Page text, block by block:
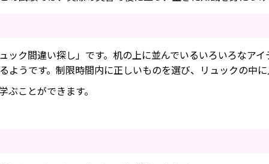
ク間違い探し」です。机の上に並んでいるいろいろなア
うです。制限時間内に正しいものを選び、リュックの中
ことができます。